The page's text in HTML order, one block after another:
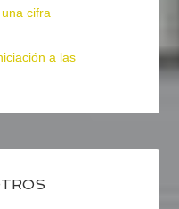
cifra
a las